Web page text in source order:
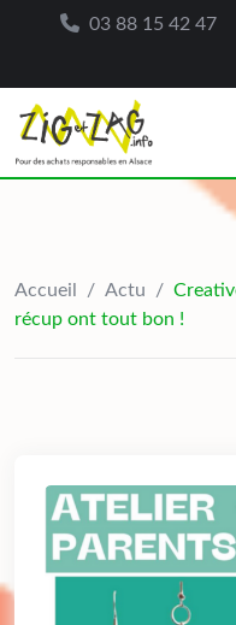
03 88 15 42 47
content
Accueil / Actu /
récup ont tout bon !